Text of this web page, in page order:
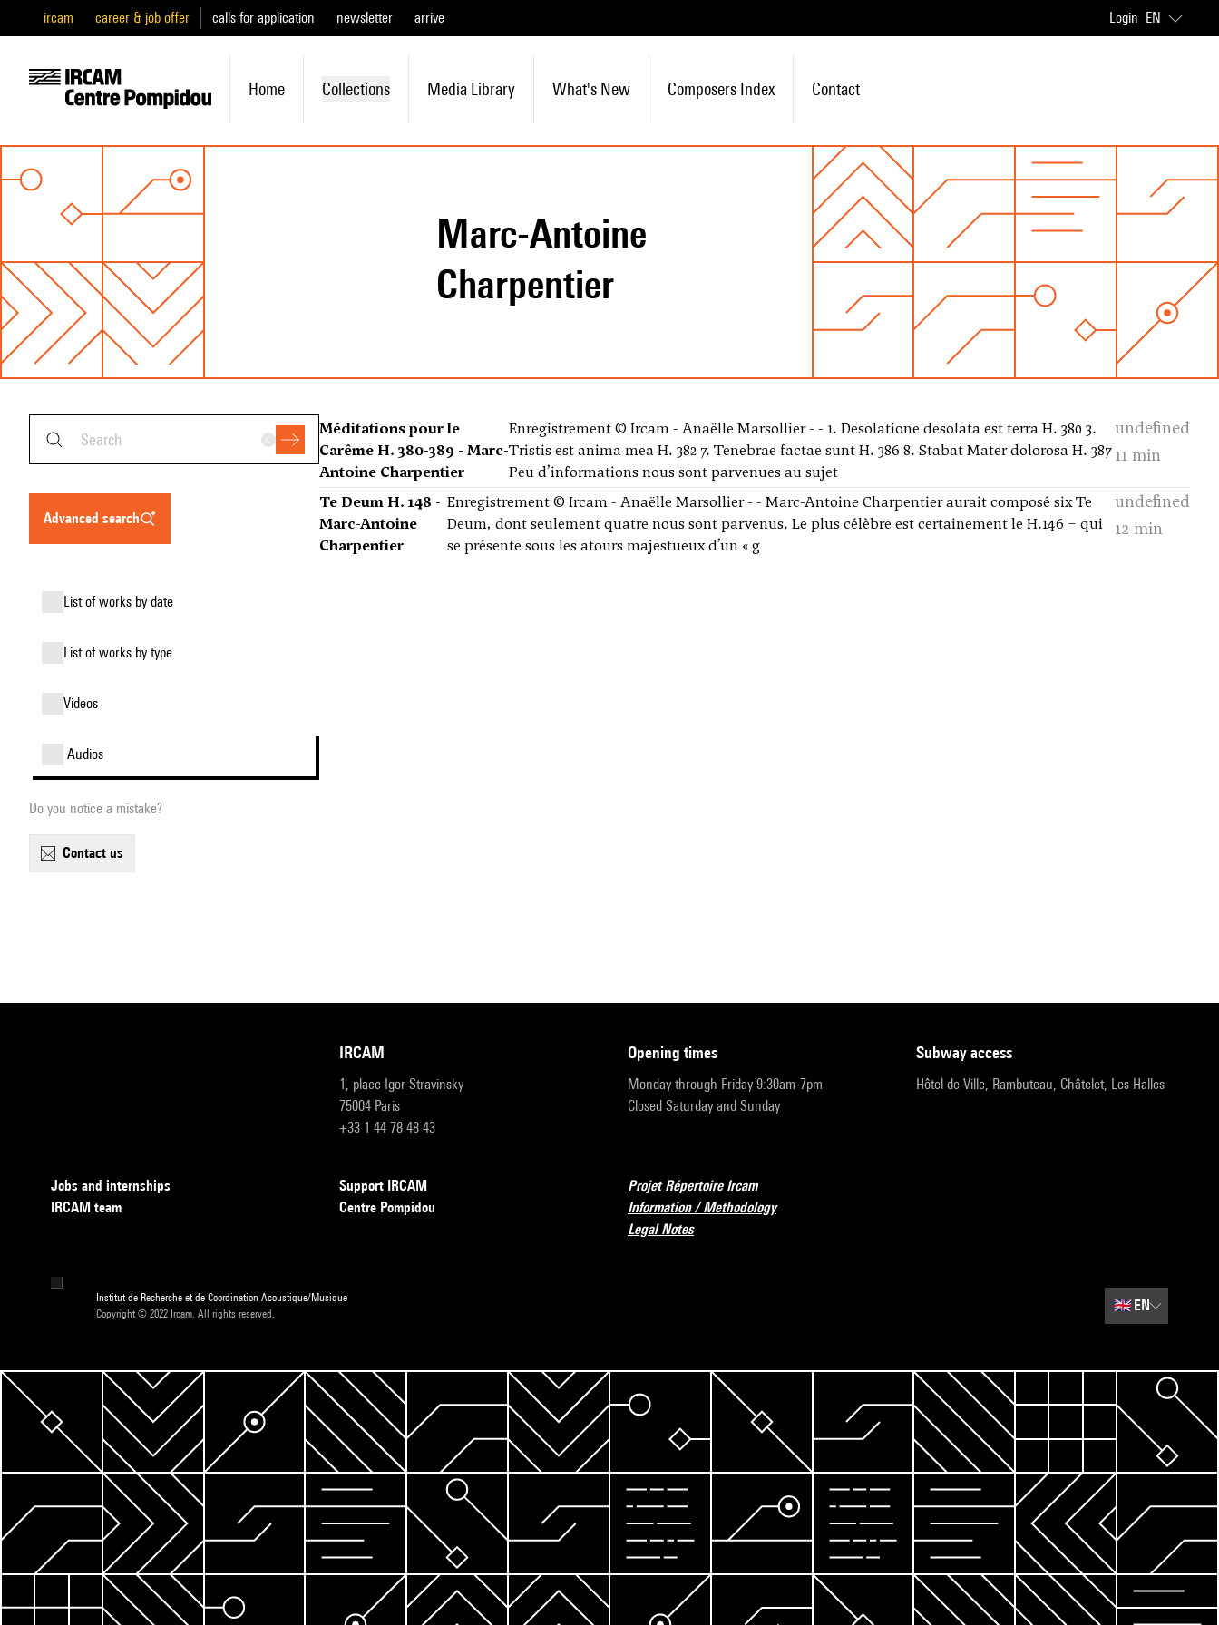
ircam career & job offer calls for application newsletter arrive Login EN
Home Collections Media Library What's New Composers Index Contact
Marc-Antoine
Charpentier
advanced search
list of works by date
list of works by type
videos
audios
Do you notice a mistake?
contact us
Méditations pour le
Carême H. 380-389 - Marc-
Antoine Charpentier
Enregistrement © Ircam - Anaëlle Marsollier - - 1. Desolatione desolata est terra H. 380 3.
Tristis est anima mea H. 382 7. Tenebrae factae sunt H. 386 8. Stabat Mater dolorosa H. 387
Peu d’informations nous sont parvenues au sujet
undefined
11 min
Te Deum H. 148 -
Marc-Antoine
Charpentier
Enregistrement © Ircam - Anaëlle Marsollier - - Marc-Antoine Charpentier aurait composé six Te
Deum, dont seulement quatre nous sont parvenus. Le plus célèbre est certainement le H.146 – qui
se présente sous les atours majestueux d’un « g
undefined
12 min
IRCAM
1, place Igor-Stravinsky
75004 Paris
+33 1 44 78 48 43
opening times
Monday through Friday 9:30am-7pm
Closed Saturday and Sunday
subway access
Hôtel de Ville, Rambuteau, Châtelet, Les Halles
Jobs and internships
IRCAM team
Support IRCAM
Centre Pompidou
Projet Répertoire Ircam
Information / Methodology
Legal Notes
Institut de Recherche et de Coordination Acoustique/Musique
Copyright © 2022 Ircam. All rights reserved.
🇬🇧EN